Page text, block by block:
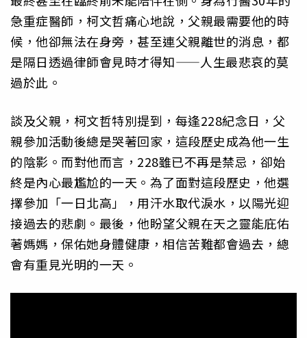
急重症醫師，柯文哲痛心地說，父親最需要他的時
候，他卻無法在身旁，甚至連父親離世的消息，都
是隔日透過律師會見時才得知——人生最悲哀的莫
過於此。
談及父親，柯文哲特別提到，每逢228紀念日，父
親參加活動後總是哭著回家，這段歷史成為他一生
的陰影。而對他而言，228雖已不再是禁忌，卻始
終是內心最尷尬的一天。為了面對這段歷史，他選
擇參加「一日北高」，用汗水取代淚水，以陽光迎
接過去的悲劇。最後，他盼望父親在天之靈能庇佑
著媽媽，保佑她身體健康，相信苦難都會過去，總
會有重見光明的一天。